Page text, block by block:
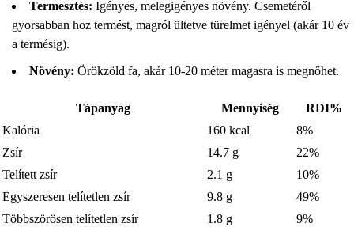
Termesztés: Igényes, melegigényes növény. Csemetéről
gyorsabban hoz termést, magról ültetve türelmet igényel (akár 10 év
a termésig).
Növény: Örökzöld fa, akár 10-20 méter magasra is megnőhet.
Tápanyag Mennyiség
RDI%
Kalória
160 kcal
8%
Zsír
14.7 g
22%
Telített zsír
2.1 g
10%
Egyszeresen telítetlen zsír
9.8 g
49%
Többszörösen telítetlen zsír
1.8 g
9%